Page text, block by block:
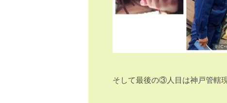
そして最後の③人目は神戸管轄